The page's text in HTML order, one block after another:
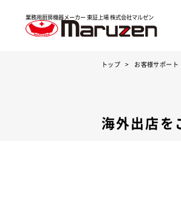
業務用厨房機器メーカー 東証上場株式会社マルゼン
トップ お客様サポート
海外出店を